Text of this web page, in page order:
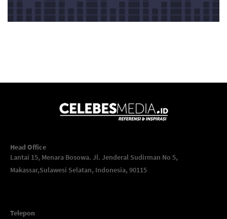
Head Office
Lantai 15, Menara Bosowa. Jl. Jenderal Sudirman No 5,
Makassar,Sulawesi Selatan, Indonesia, 90115
Telepon